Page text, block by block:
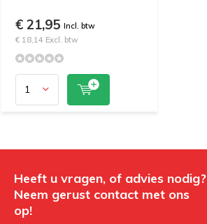
€ 21,95 Incl. btw
€ 18,14 Excl. btw
Heeft u vragen, of advies nodig?
Neem gerust contact met ons
op!